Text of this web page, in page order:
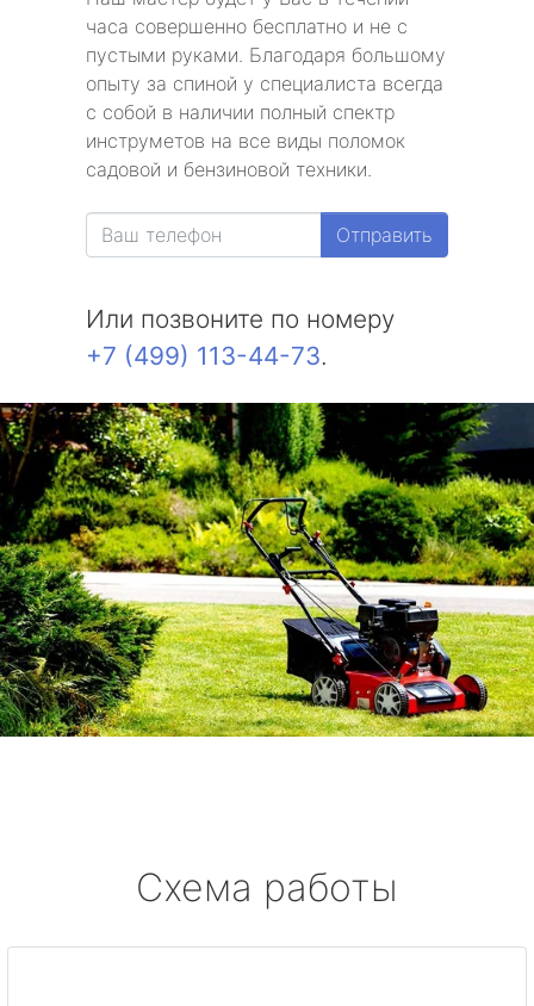
часа совершенно бесплатно и не с
пустыми руками. Благодаря большому
опыту за спиной у специалиста всегда
с собой в наличии полный спектр
инструметов на все виды поломок
садовой и бензиновой техники.
Отправить
Или позвоните по номеру
+7 (499) 113-44-73.
Схема работы